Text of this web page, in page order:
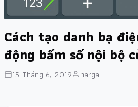
Cách tạo danh bạ
động bấm số nội bộ
15 Tháng 6, 2019 narga